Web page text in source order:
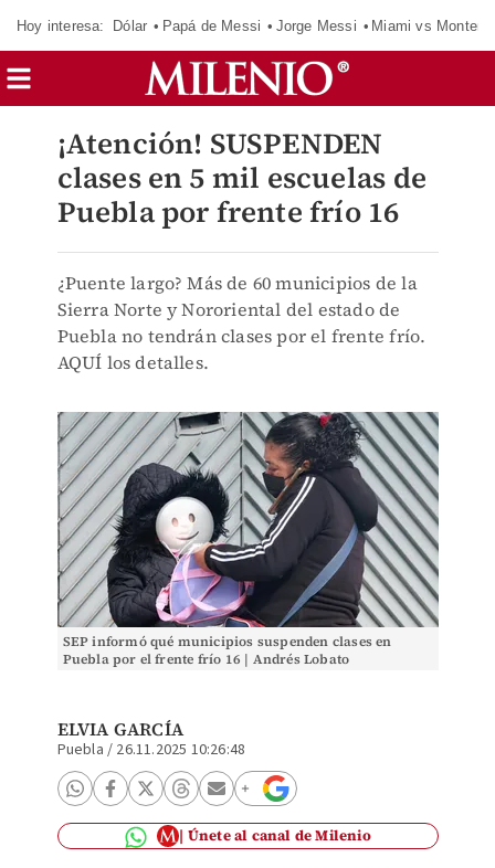
Hoy interesa: Dólar Papá de Messi Jorge Messi Miami vs
¡Atención! SUSPENDEN
clases en 5 mil escuelas de
Puebla por frente frío 16
¿Puente largo? Más de 60 municipios de la
Sierra Norte y Nororiental del estado de
Puebla no tendrán clases por el frente frío.
AQUÍ los detalles.
SEP informó qué municipios suspenden clases en
Puebla por el frente frío 16 | Andrés Lobato
ELVIA GARCÍA
Puebla / 26.11.2025 10:26:48
Únete al canal de Milenio